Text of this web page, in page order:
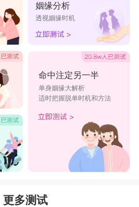
姻缘分析
透视姻缘时机
命中注定另一半
单身姻缘大解析
适时把握脱单时机和方法
更多测试